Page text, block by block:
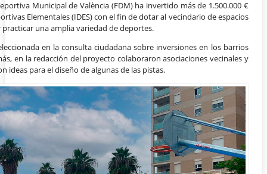
Municipal de València (FDM) ha invertido más de 1.500.000 €
Elementales (IDES) con el fin de dotar al vecindario de espacios
una amplia variedad de deportes.
en la consulta ciudadana sobre inversiones en los barrios
en la redacción del proyecto colaboraron asociaciones vecinales y
ideas para el diseño de algunas de las pistas.